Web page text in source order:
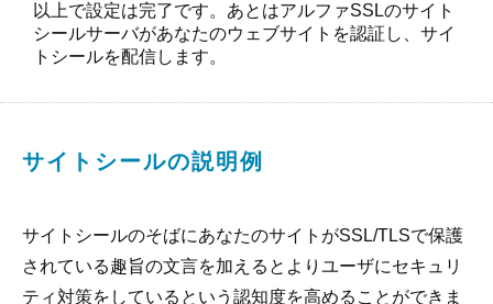
以上で設定は完了です。あとはアルファSSLのサイト
シールサーバがあなたのウェブサイトを認証し、サイ
トシールを配信します。
サイトシールの説明例
サイトシールのそばにあなたのサイトがSSL/TLSで保護
されている趣旨の文言を加えるとよりユーザにセキュリ
ティ対策をしているという認知度を高めることができま